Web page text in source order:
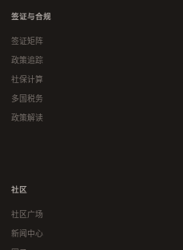
签证与合规
签证矩阵
政策追踪
社保计算
多国税务
政策解读
社区
社区广场
新闻中心